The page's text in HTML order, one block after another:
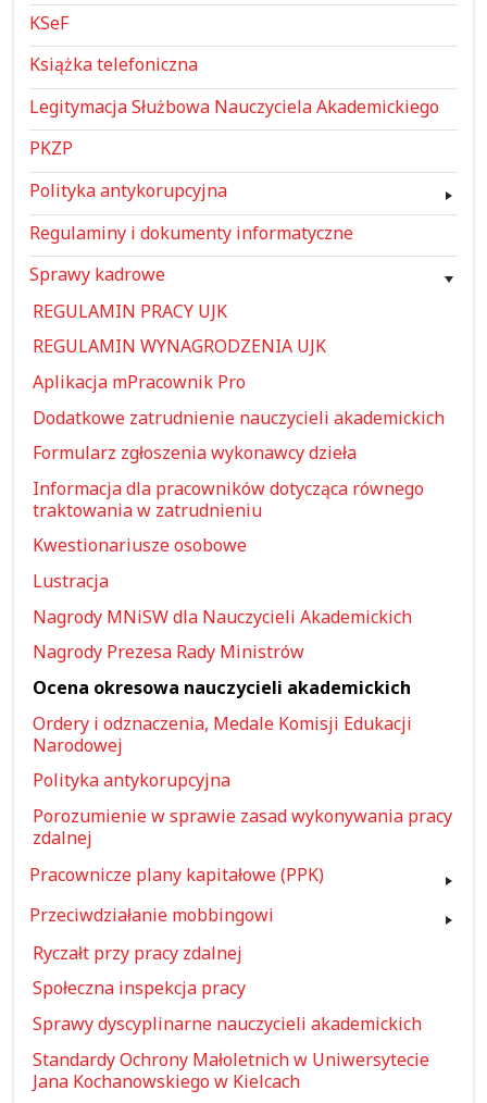
KSeF
Książka telefoniczna
Legitymacja Służbowa Nauczyciela Akademickiego
PKZP
Polityka antykorupcyjna
Regulaminy i dokumenty informatyczne
Sprawy kadrowe
REGULAMIN PRACY UJK
REGULAMIN WYNAGRODZENIA UJK
Aplikacja mPracownik Pro
Dodatkowe zatrudnienie nauczycieli akademickich
Formularz zgłoszenia wykonawcy dzieła
Informacja dla pracowników dotycząca równego
traktowania w zatrudnieniu
Kwestionariusze osobowe
Lustracja
Nagrody MNiSW dla Nauczycieli Akademickich
Nagrody Prezesa Rady Ministrów
Ocena okresowa nauczycieli akademickich
Ordery i odznaczenia, Medale Komisji Edukacji
Narodowej
Polityka antykorupcyjna
Porozumienie w sprawie zasad wykonywania pracy
zdalnej
Pracownicze plany kapitałowe (PPK)
Przeciwdziałanie mobbingowi
Ryczałt przy pracy zdalnej
Społeczna inspekcja pracy
Sprawy dyscyplinarne nauczycieli akademickich
Standardy Ochrony Małoletnich w Uniwersytecie
Jana Kochanowskiego w Kielcach